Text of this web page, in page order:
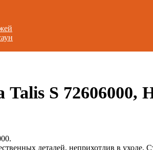
S 72606000,
деталей, неприхотлив в